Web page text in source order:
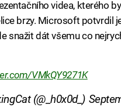
videa, kterého
brzy. Microsoft potvrdil
snažit dát všemu co
VMkQY9271K
(@_h0x0d_)